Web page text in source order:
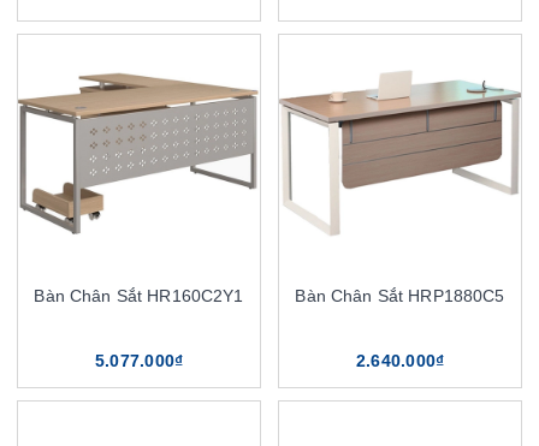
Bàn Chân Sắt HR160C2Y1
5.077.000₫
Bàn Chân Sắt HRP1880C5
2.640.000₫